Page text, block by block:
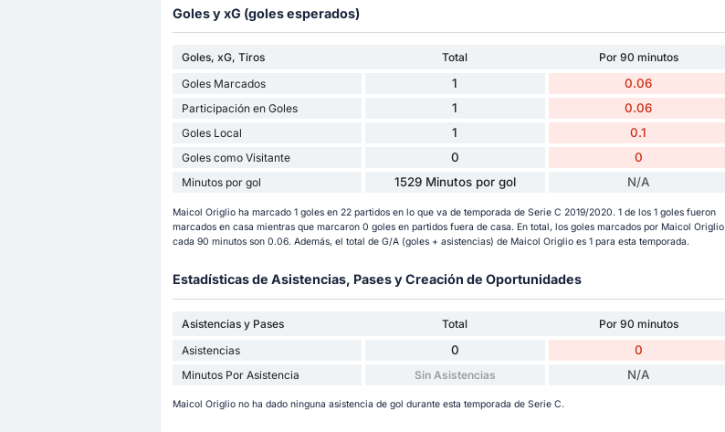
Goles y xG (goles esperados)
Goles, xG, Tiros Total
Por 90 minutos
Goles Marcados
1 0.06
Participación en Goles 1 0.06
Goles Local 1 0.1
Goles como Visitante 0 0
Minutos por gol 1529 Minutos por gol N/A
Maicol Origlio ha marcado 1 goles en 22 partidos en lo que va de temporada de Serie C 2019/2020. 1 de los 1 goles fueron
marcados en casa mientras que marcaron 0 goles en partidos fuera de casa. En total, los goles marcados por Maicol Origlio
cada 90 minutos son 0.06. Además, el total de G/A (goles + asistencias) de Maicol Origlio es 1 para esta temporada.
Estadísticas de Asistencias, Pases y Creación de Oportunidades
Asistencias y Pases Total
Por 90 minutos
Asistencias
0 0
Minutos Por Asistencia Sin Asistencias N/A
Maicol Origlio no ha dado ninguna asistencia de gol durante esta temporada de Serie C.